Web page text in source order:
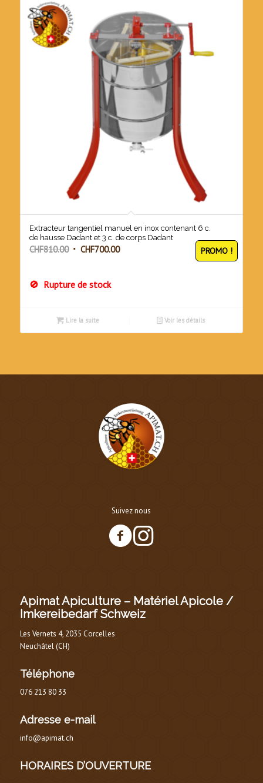
Extracteur tangentiel manuel en inox contenant 6 c.
de hausse Dadant et 3 c. de corps Dadant
CHF810.00 Le
était :
CHF700.00Le
PROMO !
Rupture de stock
Lire la suite Voir les détails
Suivez nous
Apimat Apiculture – Matériel Apicole /
Imkereibedarf Schweiz
Les Vernets 4, 2035 Corcelles
Neuchâtel (CH)
Téléphone
076 213 80 33
Adresse e-mail
info@apimat.ch
HORAIRES D’OUVERTURE